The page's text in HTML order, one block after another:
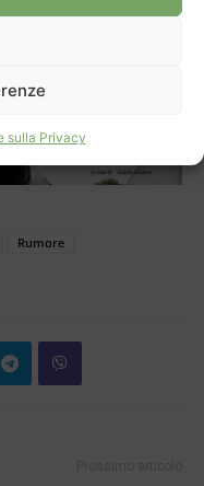
sulla Privacy
è stata trasformata
correggere
Rumore